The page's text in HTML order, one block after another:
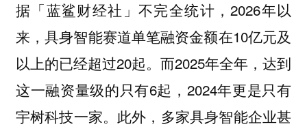
据「蓝鲨财经社」不完全统计，2026年以
来，具身智能赛道单笔融资金额在10亿元及
以上的已经超过20起。而2025年全年，达到
这一融资量级的只有6起，2024年更是只有
宇树科技一家。此外，多家具身智能企业甚